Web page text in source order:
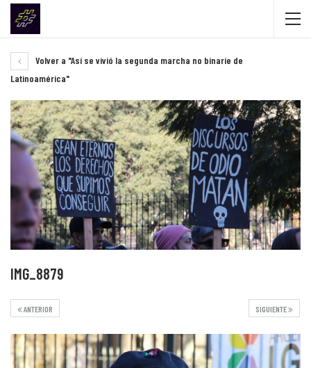
Volver a "Así se vivió la segunda marcha no binarie de
Latinoamérica"
IMG_8879
SIGUIENTE
ANTERIOR